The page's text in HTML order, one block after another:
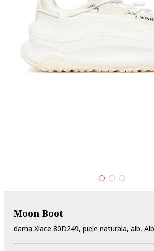
Moon Boot
dama Xlace 80D249, piele naturala, alb, Alb